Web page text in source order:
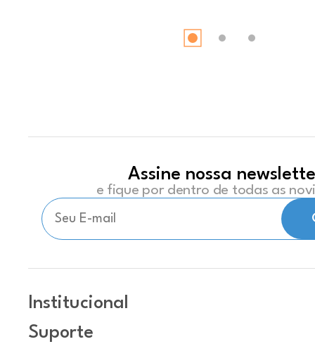
Assine nossa
e fique por dentro de todas as
Institucional
Suporte